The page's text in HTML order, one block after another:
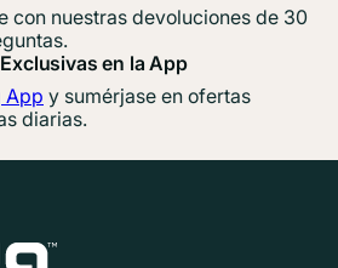
con nuestras devoluciones de 30
en la App
App y sumérjase en ofertas
diarias.